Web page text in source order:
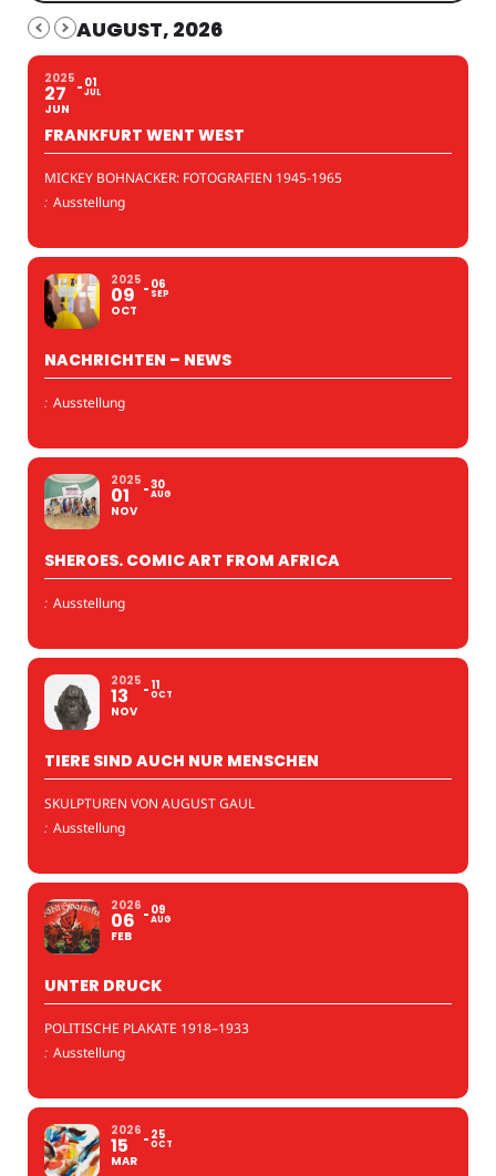
AUGUST, 2026
2025
27
JUN
01
JUL
FRANKFURT WENT WEST
MICKEY BOHNACKER: FOTOGRAFIEN 1945-1965
: Ausstellung
2025
09
OCT
06
SEP
NACHRICHTEN – NEWS
: Ausstellung
2025
01
NOV
30
AUG
SHEROES. COMIC ART FROM AFRICA
: Ausstellung
2025
13
NOV
11
OCT
TIERE SIND AUCH NUR MENSCHEN
SKULPTUREN VON AUGUST GAUL
: Ausstellung
2026
06
FEB
09
AUG
UNTER DRUCK
POLITISCHE PLAKATE 1918–1933
: Ausstellung
2026
15
MAR
25
OCT